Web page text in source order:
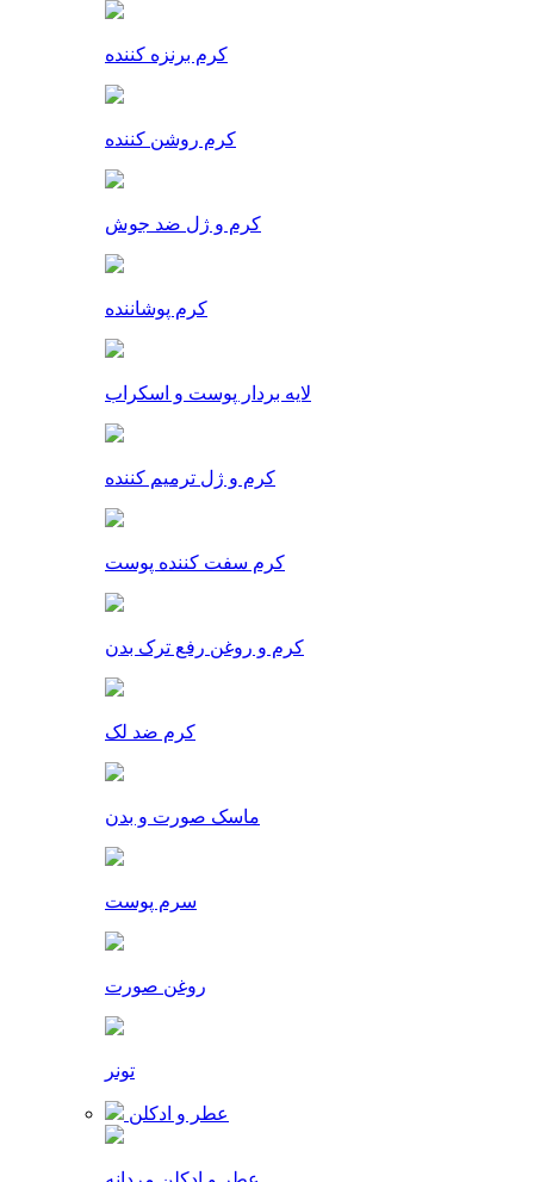
کرم برنزه کننده
کرم روشن کننده
کرم و ژل ضد جوش
کرم پوشاننده
لایه بردار پوست و اسکراب
کرم و ژل ترمیم کننده
کرم سفت کننده پوست
کرم و روغن رفع ترک بدن
کرم ضد لک
ماسک صورت و بدن
سرم پوست
روغن صورت
تونر
عطر و ادکلن